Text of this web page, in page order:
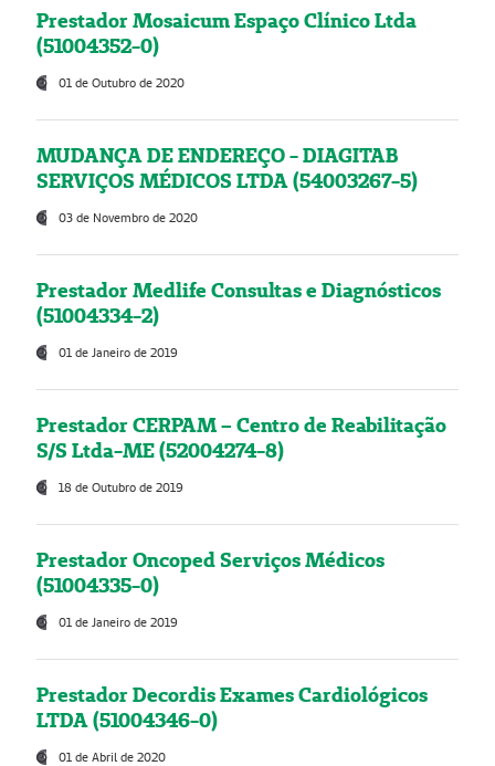
Prestador Mosaicum Espaço Clínico Ltda
(51004352-0)
01 de Outubro de 2020
MUDANÇA DE ENDEREÇO - DIAGITAB
SERVIÇOS MÉDICOS LTDA (54003267-5)
03 de Novembro de 2020
Prestador Medlife Consultas e Diagnósticos
(51004334-2)
01 de Janeiro de 2019
Prestador CERPAM – Centro de Reabilitação
S/S Ltda-ME (52004274-8)
18 de Outubro de 2019
Prestador Oncoped Serviços Médicos
(51004335-0)
01 de Janeiro de 2019
Prestador Decordis Exames Cardiológicos
LTDA (51004346-0)
01 de Abril de 2020